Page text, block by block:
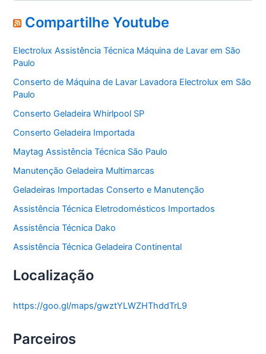
e
g
r
i
a
s
Compartilhe Youtube
Electrolux Assistência Técnica Máquina de Lavar em São
Paulo
Conserto de Máquina de Lavar Lavadora Electrolux em São
Paulo
Conserto Geladeira Whirlpool SP
Conserto Geladeira Importada
Maytag Assistência Técnica São Paulo
Manutenção Geladeira Multimarcas
Geladeiras Importadas Conserto e Manutenção
Assistência Técnica Eletrodomésticos Importados
Assistência Técnica Dako
Assistência Técnica Geladeira Continental
Localização
https://goo.gl/maps/gwztYLWZHThddTrL9
Parceiros